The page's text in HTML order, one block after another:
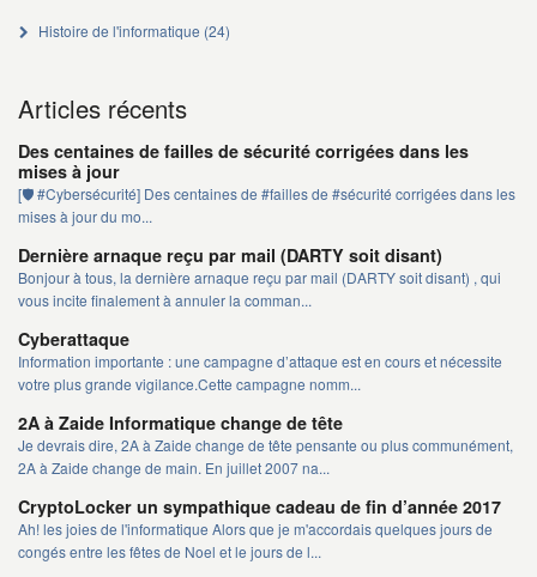
Histoire de l'informatique (24)
Articles récents
Des centaines de failles de sécurité corrigées dans les
mises à jour
[🛡️ #Cybersécurité] Des centaines de #failles de #sécurité corrigées dans les
mises à jour du mo...
Dernière arnaque reçu par mail (DARTY soit disant)
Bonjour à tous, la dernière arnaque reçu par mail (DARTY soit disant) , qui
vous incite finalement à annuler la comman...
Cyberattaque
Information importante : une campagne d’attaque est en cours et nécessite
votre plus grande vigilance.Cette campagne nomm...
2A à Zaide Informatique change de tête
Je devrais dire, 2A à Zaide change de tête pensante ou plus communément,
2A à Zaide change de main. En juillet 2007 na...
CryptoLocker un sympathique cadeau de fin d’année 2017
Ah! les joies de l'informatique Alors que je m'accordais quelques jours de
congés entre les fêtes de Noel et le jours de l...